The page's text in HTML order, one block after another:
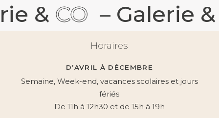
& CO – Galerie &
Horaires
D’AVRIL À DÉCEMBRE
Semaine, Week-end, vacances scolaires et jours
fériés
De 11h à 12h30 et de 15h à 19h